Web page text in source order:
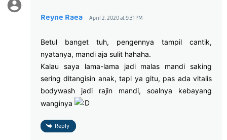
Reyne Raea April 2, 2020 at 9:31 PM
Betul banget tuh, pengennya tampil cantik,
nyatanya, mandi aja sulit hahaha.
Kalau saya lama-lama jadi malas mandi saking
sering ditangisin anak, tapi ya gitu, pas ada vitalis
bodywash jadi rajin mandi, soalnya kebayang
wanginya
Reply